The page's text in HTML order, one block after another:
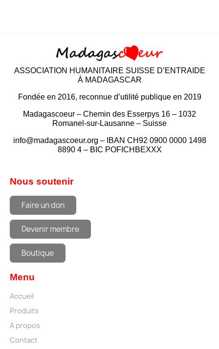
ASSOCIATION HUMANITAIRE SUISSE D’ENTRAIDE
À MADAGASCAR
Fondée en 2016, reconnue d’utilité publique en 2019
Madagascoeur – Chemin des Esserpys 16 – 1032
Romanel-sur-Lausanne – Suisse
info@madagascoeur.org – IBAN CH92 0900 0000 1498
8890 4 – BIC POFICHBEXXX
Nous soutenir
Faire un don
Devenir membre
Boutique
Menu
Accueil
Produits
A propos
Contact